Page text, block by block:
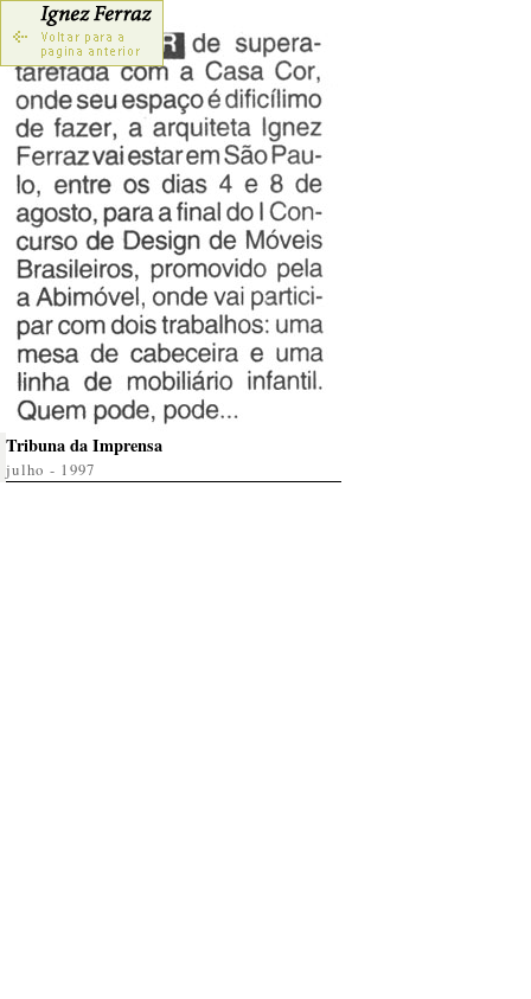
Tribuna da Imprensa
julho - 1997